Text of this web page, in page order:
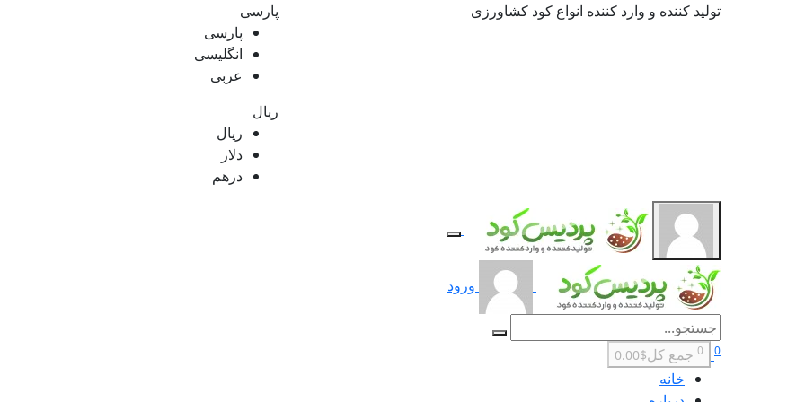
تولید کننده و وارد کننده انواع کود کشاورزی
پارسی
پارسی
انگلیسی
عربی
ریال
ریال
دلار
درهم
ورود
0
0 جمع کل$0.00
خانه